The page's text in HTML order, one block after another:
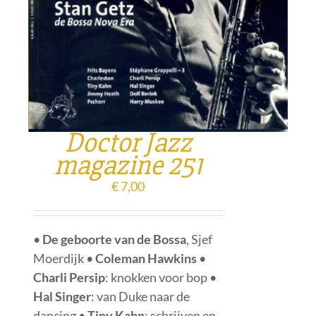
Doctor Jazz
magazine 251
€7,00
• De geboorte van de Bossa, Sjef
Moerdijk •Coleman Hawkins •
Charli Persip: knokken voor bop •
Hal Singer: van Duke naar de